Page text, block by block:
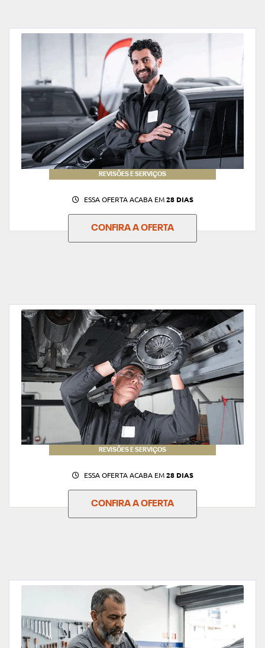
REVISÕES E SERVIÇOS
ESSA OFERTA ACABA EM28 DIAS
CONFIRA A OFERTA
REVISÕES E SERVIÇOS
ESSA OFERTA ACABA EM28 DIAS
CONFIRA A OFERTA